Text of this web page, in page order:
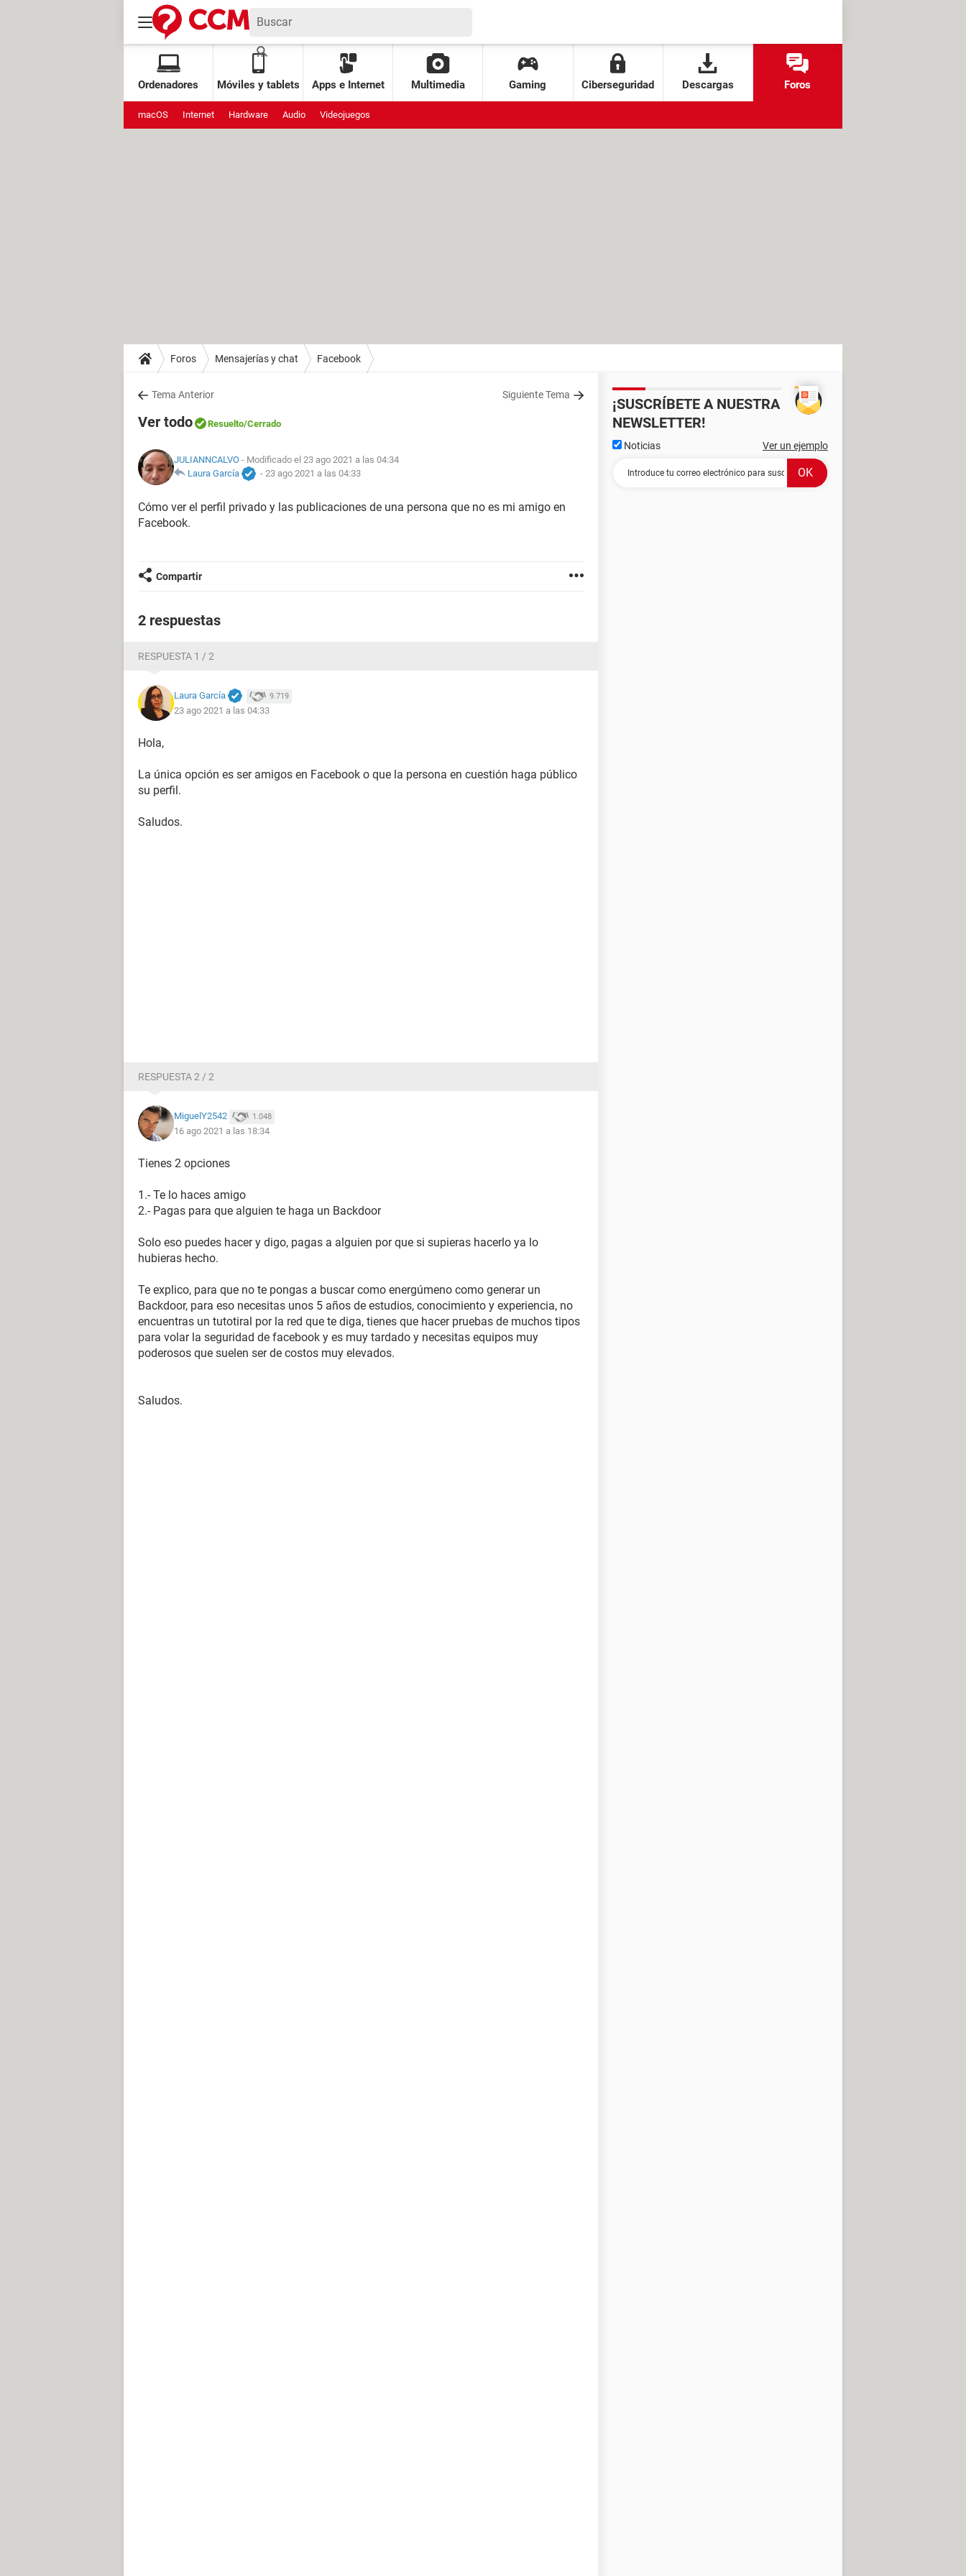
Ordenadores Móviles y tablets Apps e Internet Multimedia Gaming Ciberseguridad Descargas Foros
macOS Internet Hardware Audio Videojuegos
Foros Mensajerías y chat Facebook
Tema Anterior Siguiente Tema
Ver todo Resuelto/Cerrado
JULIANNCALVO - Modificado el 23 ago 2021 a las 04:34
Laura García
- 23 ago 2021 a las 04:33
Cómo ver el perfil privado y las publicaciones de una persona que no es mi amigo en
Facebook.
Compartir
2 respuestas
RESPUESTA 1 / 2
Laura García 9.719
23 ago 2021 a las 04:33
Hola,
La única opción es ser amigos en Facebook o que la persona en cuestión haga público
su perfil.
Saludos.
RESPUESTA 2 / 2
MiguelY2542 1.048
16 ago 2021 a las 18:34
Tienes 2 opciones
1.- Te lo haces amigo
2.- Pagas para que alguien te haga un Backdoor
Solo eso puedes hacer y digo, pagas a alguien por que si supieras hacerlo ya lo
hubieras hecho.
Te explico, para que no te pongas a buscar como energúmeno como generar un
Backdoor, para eso necesitas unos 5 años de estudios, conocimiento y experiencia, no
encuentras un tutotiral por la red que te diga, tienes que hacer pruebas de muchos tipos
para volar la seguridad de facebook y es muy tardado y necesitas equipos muy
poderosos que suelen ser de costos muy elevados.
Saludos.
¡SUSCRÍBETE A NUESTRA
NEWSLETTER!
Noticias Ver un ejemplo